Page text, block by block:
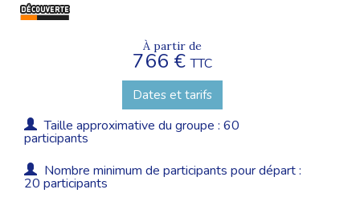
À partir de
766 €TTC
Dates et tarifs
Taille approximative du groupe : 60
participants
Nombre minimum de participants pour départ :
20 participants